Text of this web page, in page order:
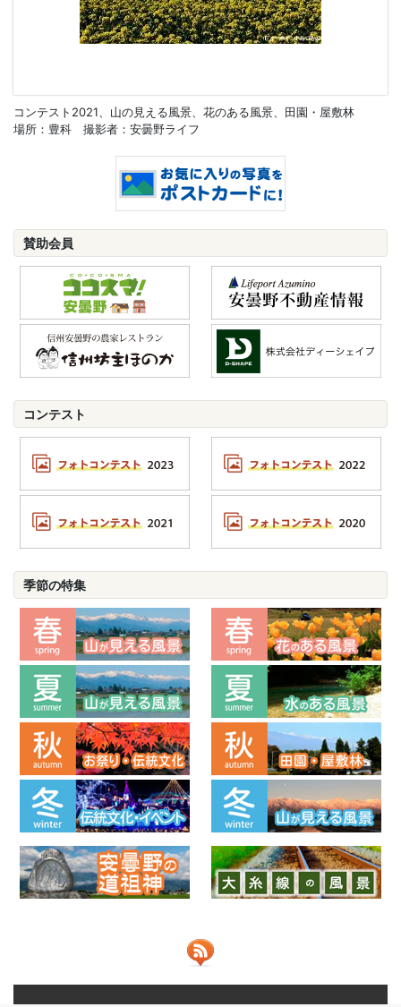
コンテスト2021、山の見える風景、花のある風景、田園・屋敷林
場所：豊科 撮影者：安曇野ライフ
賛助会員
コンテスト
季節の特集